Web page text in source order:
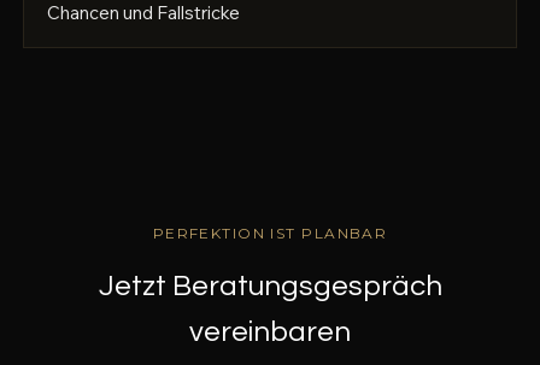
Chancen und Fallstricke
PERFEKTION IST PLANBAR
Jetzt Beratungsgespräch
vereinbaren